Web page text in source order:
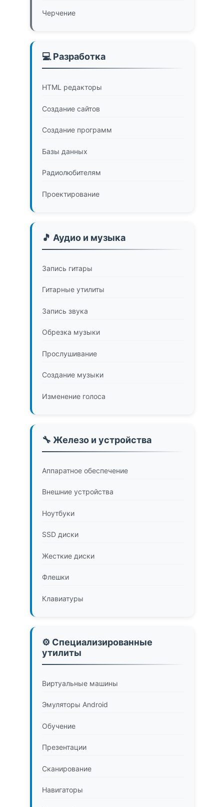
Черчение
💻 Разработка
HTML редакторы
Создание сайтов
Создание программ
Базы данных
Радиолюбителям
Проектирование
🎵 Аудио и музыка
Запись гитары
Гитарные утилиты
Запись звука
Обрезка музыки
Прослушивание
Создание музыки
Изменение голоса
🔧 Железо и устройства
Аппаратное обеспечение
Внешние устройства
Ноутбуки
SSD диски
Жесткие диски
Флешки
Клавиатуры
⚙️ Специализированные
утилиты
Виртуальные машины
Эмуляторы Android
Обучение
Презентации
Сканирование
Навигаторы